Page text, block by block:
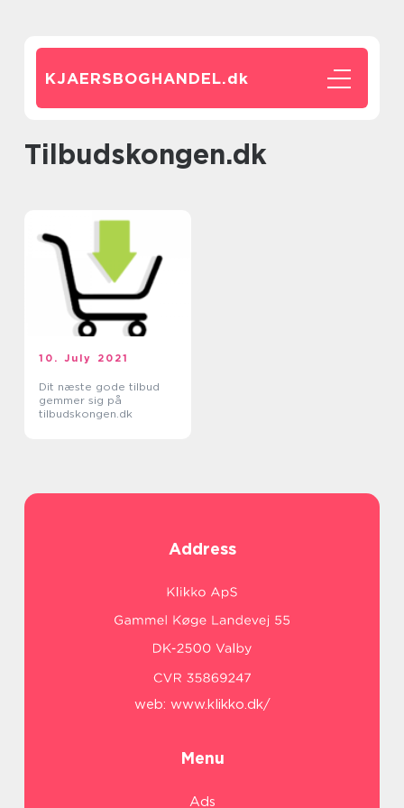
KJAERSBOGHANDEL.dk
Tilbudskongen.dk
10. July 2021
Dit næste gode tilbud
gemmer sig på
tilbudskongen.dk
Address
web: www.klikko.dk/
Menu
Ads